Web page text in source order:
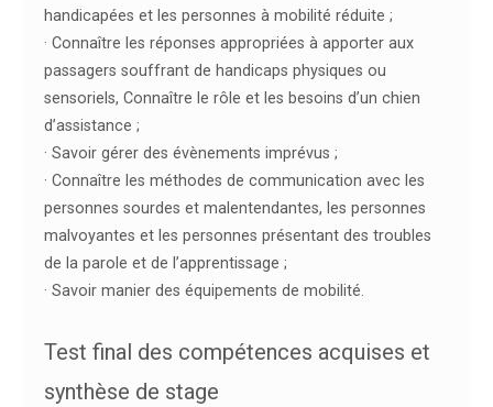
handicapées et les personnes à mobilité réduite ;
· Connaître les réponses appropriées à apporter aux
passagers souffrant de handicaps physiques ou
sensoriels, Connaître le rôle et les besoins d’un chien
d’assistance ;
· Savoir gérer des évènements imprévus ;
· Connaître les méthodes de communication avec les
personnes sourdes et malentendantes, les personnes
malvoyantes et les personnes présentant des troubles
de la parole et de l’apprentissage ;
· Savoir manier des équipements de mobilité.
Test final des compétences acquises et
synthèse de stage